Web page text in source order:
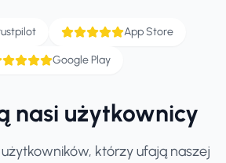
App Store
Google Play
nasi użytkownicy
którzy ufają naszej